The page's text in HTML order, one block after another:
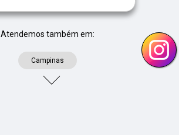
Atendemos também em:
Campinas